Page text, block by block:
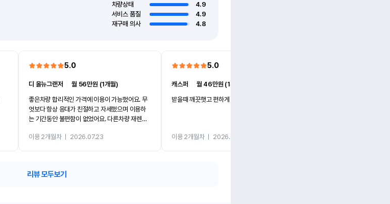
차량상태
4.9
서비스 품질
4.9
재구매 의사
4.8
5.0
디 올뉴그랜저 ㅣ월 56만원 (1개월)
좋은차량 합리적인 가격에 이용이 가능했어요. 무
엇보다 항상 응대가 친절하고 자세했으며 이용하
는 기간동안 불편함이 없었어요. 다른차량 재렌트
카 렌트 고민없이 강추합니다!!
이용 2개월차ㅣ 2026.07.23
5.0
캐스퍼
월 46만원 (1개월)
받을때 깨끗햇고 편하게 잘이용했습니다!
이용 2개월차ㅣ 2026.07.08
리뷰 모두보기